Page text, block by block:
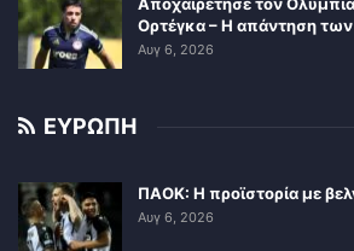
Ορτέγκα – Η απάντηση
Αυγ 6, 2026
ΕΥΡΩΠΗ
ΠΑΟΚ: Η προϊστορία με
Αυγ 6, 2026